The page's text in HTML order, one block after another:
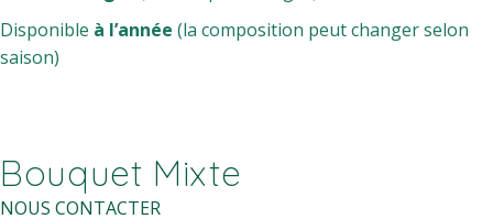
Disponible à l’année (la composition peut changer selon
saison)
Bouquet Mixte
NOUS CONTACTER